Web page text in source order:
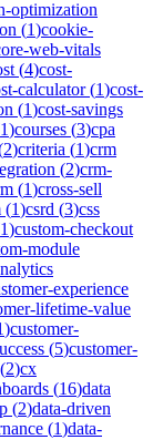
optimization
(1)cookie-
web-vitals
(4)cost-
calculator(1)cost-
(1)cost-savings
1)courses (3)cpa
2)criteria (1)crm
(2)crm-
(1)cross-sell
(1)csrd (3)css
1)custom-checkout
module
experience
lifetime-value
)customer-
(5)customer-
2)cx
(16)data
(2)data-driven
(1)data-